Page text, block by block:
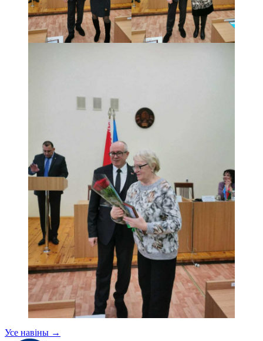
Усе навіны →